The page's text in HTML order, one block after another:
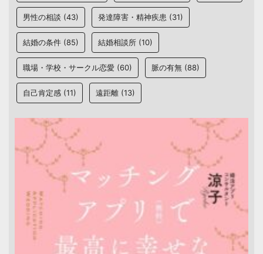
男性の相談 (43) 発達障害・精神疾患 (31)
結婚の条件 (85) 結婚相談所 (10)
職場・学校・サークル恋愛 (60) 脈の有無 (88)
自己肯定感 (11) 遠距離 (13)